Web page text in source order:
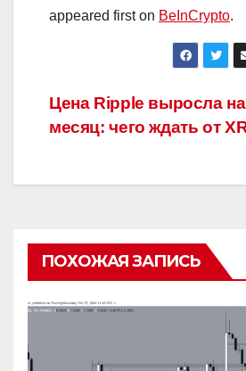
appeared first on BeInCrypto.
Навигация
записям
Цена Ripple выросла на
месяц: чего ждать от
ПОХОЖАЯ ЗАПИСЬ